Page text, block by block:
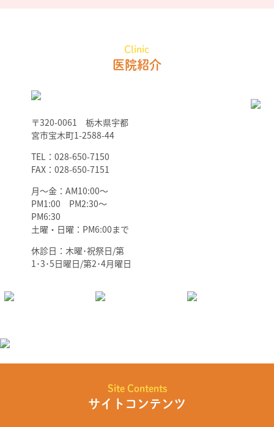
Clinic
医院紹介
〒320-0061 栃木県宇都
宮市宝木町1-2588-44
TEL：028-650-7150
FAX：028-650-7151
月～金：AM10:00～
PM1:00 PM2:30～
PM6:30
土曜・日曜：PM6:00まで
休診日：木曜･祝祭日/第
1･3･5日曜日/第2･4月曜日
Site Contents
サイトコンテンツ